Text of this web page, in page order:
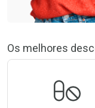
Os melhores